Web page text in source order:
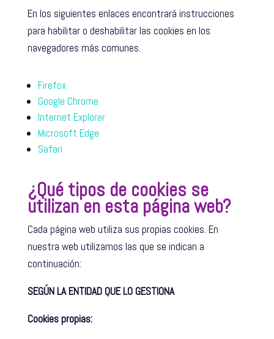
En los siguientes enlaces encontrará instrucciones
para habilitar o deshabilitar las cookies en los
navegadores más comunes.
Firefox
Google Chrome
Internet Explorer
Microsoft Edge
Safari
¿Qué tipos de cookies se
utilizan en esta página web?
Cada página web utiliza sus propias cookies. En
nuestra web utilizamos las que se indican a
continuación:
SEGÚN LA ENTIDAD QUE LO GESTIONA
Cookies propias: